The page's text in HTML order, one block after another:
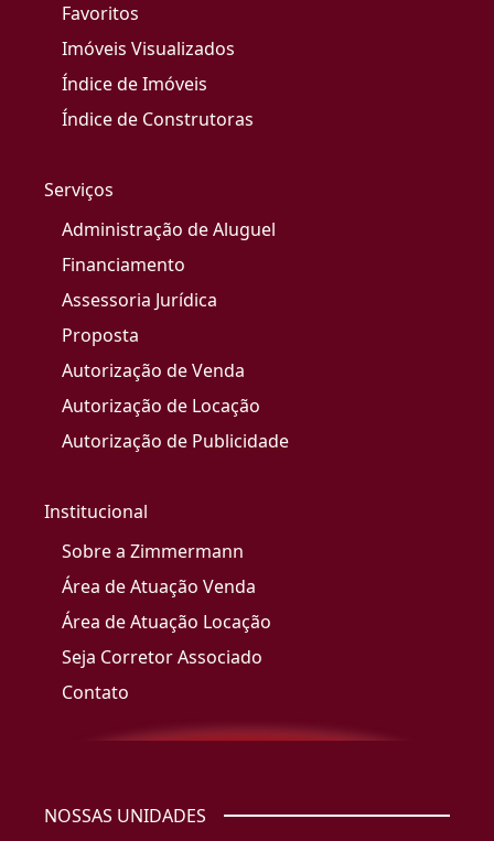
Favoritos
Imóveis Visualizados
Índice de Imóveis
Índice de Construtoras
Serviços
Administração de Aluguel
Financiamento
Assessoria Jurídica
Proposta
Autorização de Venda
Autorização de Locação
Autorização de Publicidade
Institucional
Sobre a Zimmermann
Área de Atuação Venda
Área de Atuação Locação
Seja Corretor Associado
Contato
NOSSAS UNIDADES